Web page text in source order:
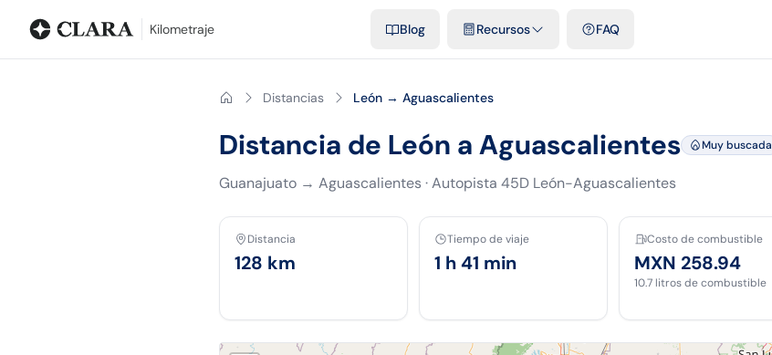
Kilometraje Blog Recursos FAQ
Distancias León → Aguascalientes
Distancia de León a Aguascalientes Muy buscada
Guanajuato → Aguascalientes·Autopista 45D León-Aguascalientes
Distancia
128 km
Tiempo de viaje
1 h 41 min
Costo de combustible
MXN 258.94
10.7 litros de combustible